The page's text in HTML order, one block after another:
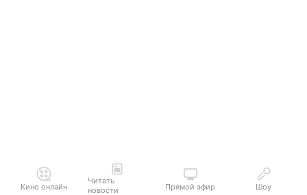
Кино онлайн
Читать
новости
Прямой эфир Шоу